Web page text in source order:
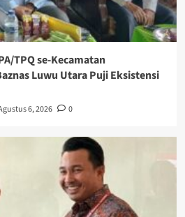
TPQ se-Kecamatan
Luwu Utara Puji Eksistensi
6, 2026 0